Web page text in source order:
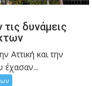
δυνάμεις
Αττική και την
έχασαν...